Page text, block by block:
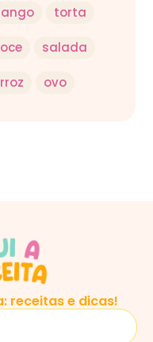
torta
salada
ovo
receitas e dicas!